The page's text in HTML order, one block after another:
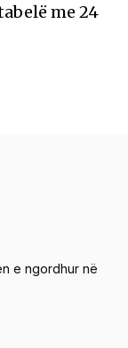
me 24
e ngordhur në